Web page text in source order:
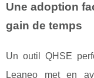
Une adoption
gain de temps
Un outil QHSE
Leaneo met en